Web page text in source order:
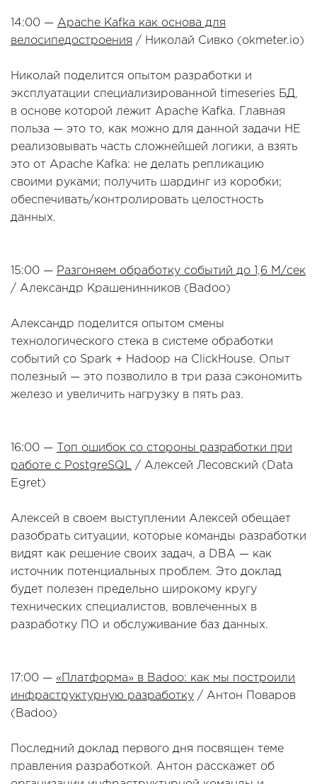
14:00 — Apache Kafka как основа для
велосипедостроения / Николай Сивко (okmeter.io)
Николай поделится опытом разработки и
эксплуатации специализированной timeseries БД,
в основе которой лежит Apache Kafka. Главная
польза — это то, как можно для данной задачи НЕ
реализовывать часть сложнейшей логики, а взять
это от Apache Kafka: не делать репликацию
своими руками; получить шардинг из коробки;
обеспечивать/контролировать целостность
данных.
15:00 — Разгоняем обработку событий до 1,6 М/сек
/ Александр Крашенинников (Badoo)
Александр поделится опытом смены
технологического стека в системе обработки
событий со Spark + Hadoop на ClickHouse. Опыт
полезный — это позволило в три раза сэкономить
железо и увеличить нагрузку в пять раз.
16:00 —
Топ ошибок со стороны разработки при
работе с PostgreSQL / Алексей Лесовский (Data
Egret)
Алексей в своем выступлении Алексей обещает
разобрать ситуации, которые команды разработки
видят как решение своих задач, а DBA — как
источник потенциальных проблем. Это доклад
будет полезен предельно широкому кругу
технических специалистов, вовлеченных в
разработку ПО и обслуживание баз данных.
17:00 — «Платформа» в Badoo: как мы построили
инфраструктурную разработку / Антон Поваров
(Badoo)
Последний доклад первого дня посвящен теме
правления разработкой. Антон расскажет об